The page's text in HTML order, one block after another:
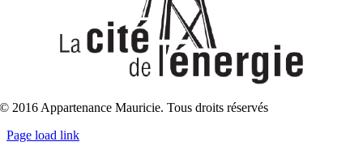
© 2016 Appartenance Mauricie. Tous droits réservés
Page load link